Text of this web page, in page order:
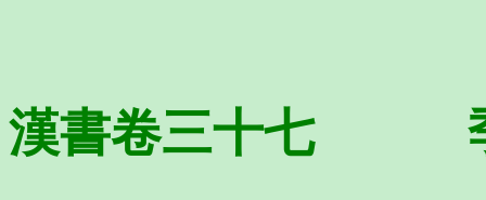
漢書卷三十七 季